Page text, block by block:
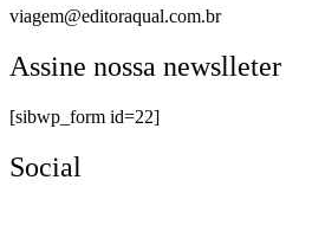
viagem@editoraqual.com.br
Assine nossa newslleter
[sibwp_form id=22]
Social